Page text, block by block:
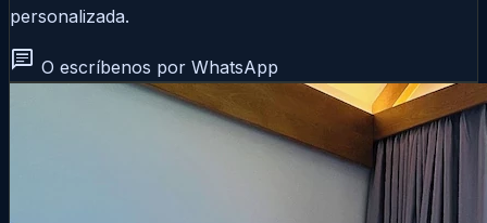
personalizada.
chat O escríbenos por WhatsApp